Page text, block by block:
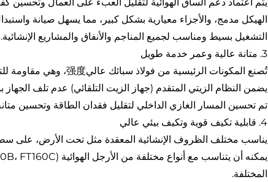
الهيكل مدمج، والأجزاء معيارية بشكل كبير، مما يسهل صيانة
التشغيل بسيط ومناسب لجميع المناجم والأنفاق والمشاريع الإنشائية.
3. متانة عالية وعمر خدمة طويل
تُصنع المكونات الرئيسية من فولاذ سبائك عالي强度، وهي مقاومة للتآكل والتأثير.
يضمن النظام الزيتي المتقدم (جهاز الزيت التلقائي) عدم تلف
تم تحسين المسار الغازي الداخلي لتقليل فقدان الطاقة وتحسين
4. قابلية تكيف قوية وتكيف بيئي عالي
يناسب مختلف الظروف الإنشائية المعقدة مثل تحت الأرض، على سطح
المختلفة.